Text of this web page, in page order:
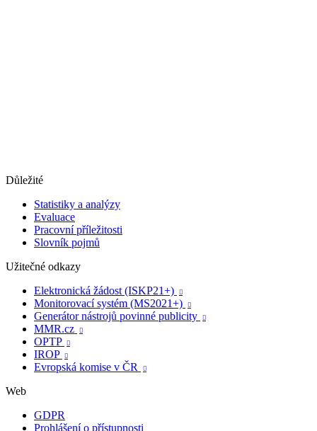
Důležité
Statistiky a analýzy
Evaluace
Pracovní příležitosti
Slovník pojmů
Užitečné odkazy
Elektronická žádost (ISKP21+)

Monitorovací systém (MS2021+) 
Generátor nástrojů povinné publicity 
MMR.cz 
OPTP 
IROP 
Evropská komise v ČR 
Web
GDPR
Prohlášení o přístupnosti